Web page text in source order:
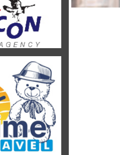
Magacin Lagerovanje